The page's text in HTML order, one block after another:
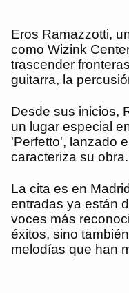
Eros Ramazzotti,
como Wizink
trascender
guitarra, la
Desde sus inicios,
un lugar especial
'Perfetto', lanzado
caracteriza su obra.
La cita es en
entradas ya están
voces más
éxitos, sino
melodías que han